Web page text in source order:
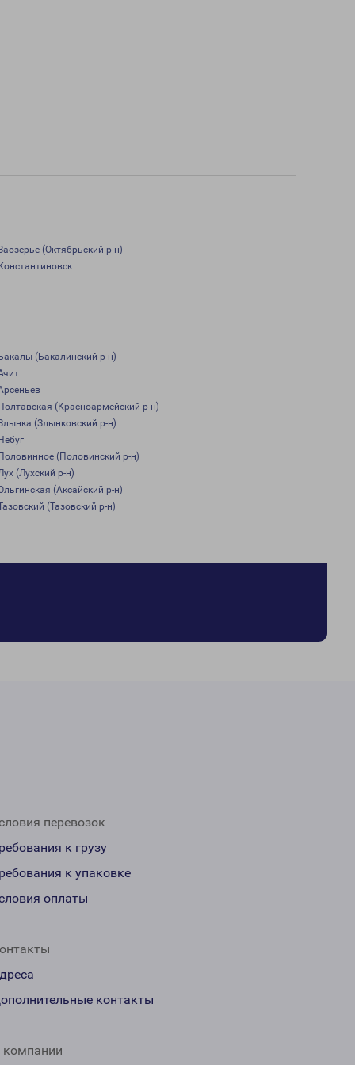
(Октябрьский р-н)
(Бакалинский р-н)
(Красноармейский р-н)
(Злынковский р-н)
(Половинский р-н)
(Лухский р-н)
(Аксайский р-н)
(Тазовский р-н)
перевозок
к грузу
к упаковке
оплаты
контакты
компании